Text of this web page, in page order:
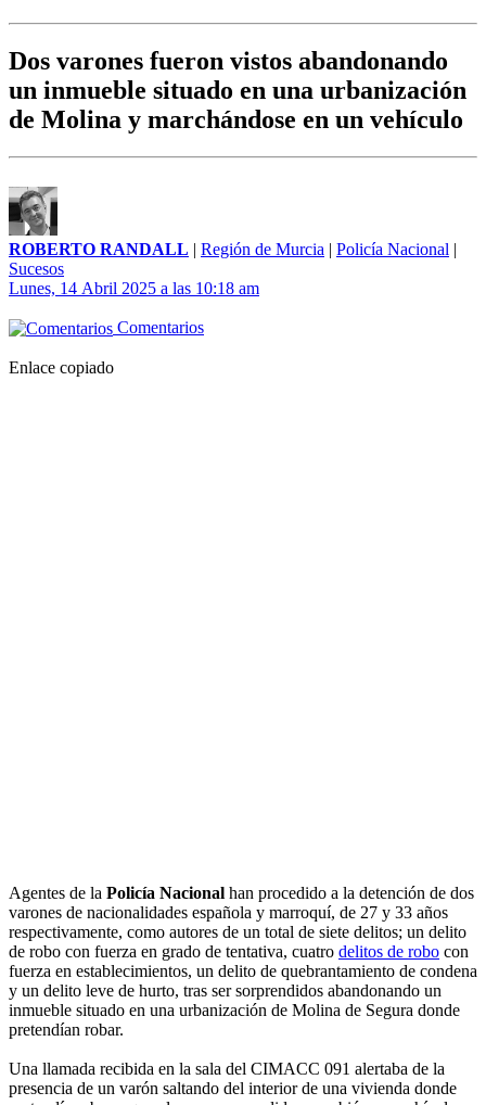
Dos varones fueron vistos abandonando
un inmueble situado en una urbanización
de Molina y marchándose en un vehículo
ROBERTO RANDALL | Región de Murcia | Policía Nacional |
Sucesos
Lunes, 14 Abril 2025 a las 10:18 am
Comentarios
Enlace copiado
Agentes de la Policía Nacional han procedido a la detención de dos
varones de nacionalidades española y marroquí, de 27 y 33 años
respectivamente, como autores de un total de siete delitos; un delito
de robo con fuerza en grado de tentativa, cuatro delitos de robo con
fuerza en establecimientos, un delito de quebrantamiento de condena
y un delito leve de hurto, tras ser sorprendidos abandonando un
inmueble situado en una urbanización de Molina de Segura donde
pretendían robar.
Una llamada recibida en la sala del CIMACC 091 alertaba de la
presencia de un varón saltando del interior de una vivienda donde